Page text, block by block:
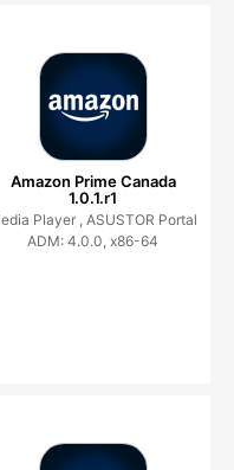
Amazon Prime Canada
1.0.1.r1
Player , ASUSTOR Portal
ADM: 4.0.0, x86-64